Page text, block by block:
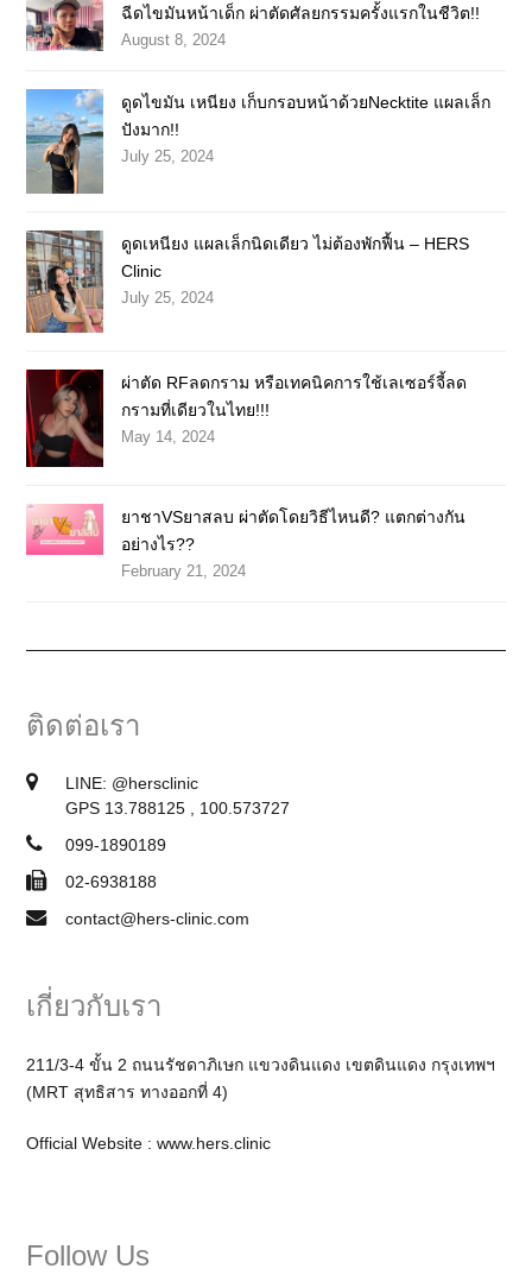
ฉีดไขมันหน้าเด็ก ผ่าตัดศัลยกรรมครั้งแรกในชีวิต!!
August 8, 2024
ดูดไขมัน เหนียง เก็บกรอบหน้าด้วยNecktite แผลเล็ก
ปังมาก!!
July 25, 2024
ดูดเหนียง แผลเล็กนิดเดียว ไม่ต้องพักฟื้น – HERS
Clinic
July 25, 2024
ผ่าตัด RFลดกราม หรือเทคนิคการใช้เลเซอร์จี้ลด
กรามที่เดียวในไทย!!!
May 14, 2024
ยาชาVSยาสลบ ผ่าตัดโดยวิธีไหนดี? แตกต่างกัน
อย่างไร??
February 21, 2024
ติดต่อเรา
LINE: @hersclinic
GPS 13.788125 , 100.573727
099-1890189
02-6938188
contact@hers-clinic.com
เกี่ยวกับเรา
211/3-4 ขั้น 2 ถนนรัชดาภิเษก แขวงดินแดง เขตดินแดง กรุงเทพฯ
(MRT สุทธิสาร ทางออกที่ 4)
Official Website :www.hers.clinic
Follow Us